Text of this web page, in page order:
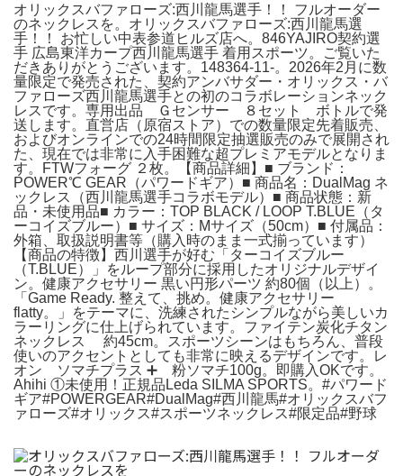
オリックスバファローズ:西川龍馬選手！！ フルオーダー
のネックレスを。オリックスバファローズ:西川龍馬選
手！！ お忙しい中表参道ヒルズ店へ。846YAJIRO契約選
手 広島東洋カープ西川龍馬選手 着用スポーツ。ご覧いた
だきありがとうございます。148364-11-。2026年2月に数
量限定で発売された、契約アンバサダー・オリックス・バ
ファローズ西川龍馬選手との初のコラボレーションネック
レスです。専用出品 Ｇセンサー ８セット ボトルで発
送します。直営店（原宿ストア）での数量限定先着販売、
およびオンラインでの24時間限定抽選販売のみで展開され
た、現在では非常に入手困難な超プレミアモデルとなりま
す。FTWフォーグ ２枚。【商品詳細】■ ブランド：
POWER℃ GEAR（パワードギア）■ 商品名：DualMag ネ
ックレス（西川龍馬選手コラボモデル）■ 商品状態：新
品・未使用品■ カラー：TOP BLACK / LOOP T.BLUE（タ
ーコイズブルー）■ サイズ：Mサイズ（50cm）■ 付属品：
外箱、取扱説明書等（購入時のまま一式揃っています）
【商品の特徴】西川選手が好む「ターコイズブルー
（T.BLUE）」をループ部分に採用したオリジナルデザイ
ン。健康アクセサリー 黒い円形パーツ 約80個（以上）。
「Game Ready. 整えて、挑め。健康アクセサリー
flatty。」をテーマに、洗練されたシンプルながら美しいカ
ラーリングに仕上げられています。ファイテン炭化チタン
ネックレス 約45cm。スポーツシーンはもちろん、普段
使いのアクセントとしても非常に映えるデザインです。レ
オン ソマチプラス ➕ 粉ソマチ100g。即購入OKです。
Ahihi ①未使用！正規品Leda SILMA SPORTS。#パワード
ギア#POWERGEAR#DualMag#西川龍馬#オリックスバフ
ァローズ#オリックス#スポーツネックレス#限定品#野球